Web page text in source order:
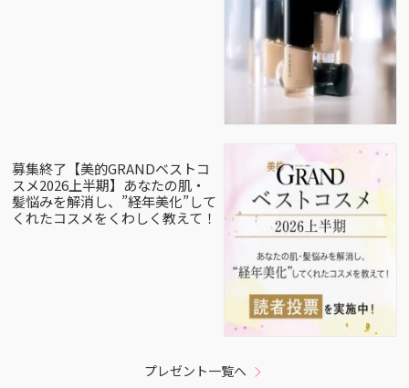
募集終了【美的GRANDベストコ
スメ2026上半期】あなたの肌・
髪悩みを解消し、”経年美化”して
くれたコスメをくわしく教えて！
プレゼント一覧へ